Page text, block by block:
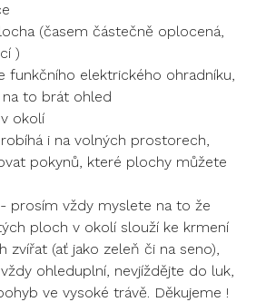
(časem částečně oplocená,
)
funkčního elektrického ohradníku,
to brát ohled
okolí
i na volných prostorech,
pokynů, které plochy můžete
prosím vždy myslete na to že
ploch v okolí slouží ke krmení
zvířat (ať jako zeleň či na seno),
ohleduplní, nevjíždějte do luk,
ve vysoké trávě. Děkujeme !